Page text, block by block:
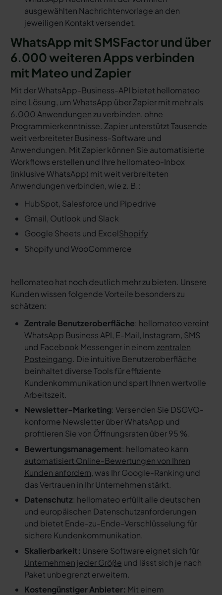
ausgewählten Nachrichtenvorlage an den
jeweiligen Kontakt versendet.
WhatsApp mit SMSFactor und über
6.000 weiteren Apps verbinden
mit Mateo und Zapier
Mit der WhatsApp-Business-API bietet hellomateo
eine Lösung, um WhatsApp über Zapier mit mehr als
6.000 Anwendungenzu verbinden, ohne
Programmierkenntnisse. Zapier unterstützt Tausende
weit verbreiteter Business-Software und
Anwendungen. Mit Zapier können Sie automatisierte
Workflows erstellen und Ihre hellomateo-Inbox
(inklusive WhatsApp) mit weit verbreiteten
Anwendungen verbinden, wie z. B.:
HubSpot, Salesforce und Pipedrive
Gmail, Outlook und Slack
Google Sheets und ExcelShopify
Shopify und WooCommerce
hellomateo hat noch deutlich mehr zu bieten. Unsere
Kunden wissen folgende Vorteile besonders zu
schätzen:
Zentrale Benutzeroberfläche: hellomateo vereint
WhatsApp Business API, E-Mail, Instagram, SMS
und Facebook Messenger in einem zentralen
Posteingang. Die intuitive Benutzeroberfläche
beinhaltet diverse Tools für effiziente
Kundenkommunikation und spart Ihnen wertvolle
Arbeitszeit.
Newsletter-Marketing: Versenden Sie DSGVO-
konforme Newsletter über WhatsApp und
profitieren Sie von Öffnungsraten über 95 %.
Bewertungsmanagement: hellomateo kann
automatisiert Online-Bewertungen von Ihren
Kunden anfordern, was Ihr Google-Ranking und
das Vertrauen in Ihr Unternehmen stärkt.
Datenschutz: hellomateo erfüllt alle deutschen
und europäischen Datenschutzanforderungen
und bietet Ende-zu-Ende-Verschlüsselung für
sichere Kundenkommunikation.
Skalierbarkeit: Unsere Software eignet sich für
Unternehmen jeder Größe und lässt sich je nach
Paket unbegrenzt erweitern.
Kostengünstiger Anbieter: Mit einem